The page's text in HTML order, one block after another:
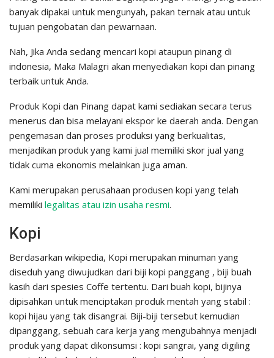
banyak dipakai untuk mengunyah, pakan ternak atau untuk
tujuan pengobatan dan pewarnaan.
Nah, Jika Anda sedang mencari kopi ataupun pinang di
indonesia, Maka Malagri akan menyediakan kopi dan pinang
terbaik untuk Anda.
Produk Kopi dan Pinang dapat kami sediakan secara terus
menerus dan bisa melayani ekspor ke daerah anda. Dengan
pengemasan dan proses produksi yang berkualitas,
menjadikan produk yang kami jual memiliki skor jual yang
tidak cuma ekonomis melainkan juga aman.
Kami merupakan perusahaan produsen kopi yang telah
memiliki legalitas atau izin usaha resmi.
Kopi
Berdasarkan wikipedia, Kopi merupakan minuman yang
diseduh yang diwujudkan dari biji kopi panggang , biji buah
kasih dari spesies Coffe tertentu. Dari buah kopi, bijinya
dipisahkan untuk menciptakan produk mentah yang stabil :
kopi hijau yang tak disangrai. Biji-biji tersebut kemudian
dipanggang, sebuah cara kerja yang mengubahnya menjadi
produk yang dapat dikonsumsi : kopi sangrai, yang digiling